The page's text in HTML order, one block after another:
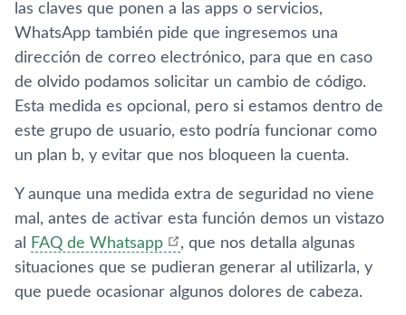
las claves que ponen a las apps o servicios,
WhatsApp también pide que ingresemos una
dirección de correo electrónico, para que en caso
de olvido podamos solicitar un cambio de código.
Esta medida es opcional, pero si estamos dentro de
este grupo de usuario, esto podrí­a funcionar como
un plan b, y evitar que nos bloqueen la cuenta.
Y aunque una medida extra de seguridad no viene
mal, antes de activar esta función demos un vistazo
al
FAQ de Whatsapp
, que nos detalla algunas
situaciones que se pudieran generar al utilizarla, y
que puede ocasionar algunos dolores de cabeza.